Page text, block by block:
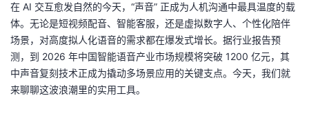
页
开
发
者
在 AI 交互愈发自然的今天，“声音” 正成为人机沟通中最具温度的载
体。无论是短视频配音、智能客服，还是虚拟数字人、个性化陪伴
场景，对高度拟人化语音的需求都在爆发式增长。据行业报告预
测，到 2026 年中国智能语音产业市场规模将突破 1200 亿元，其
中声音复刻技术正成为撬动多场景应用的关键支点。今天，我们就
来聊聊这波浪潮里的实用工具。